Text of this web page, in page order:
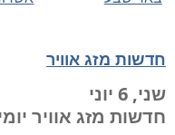
חדשות מזג אוויר
שני, 6 יוני
חדשות מזג אוויר